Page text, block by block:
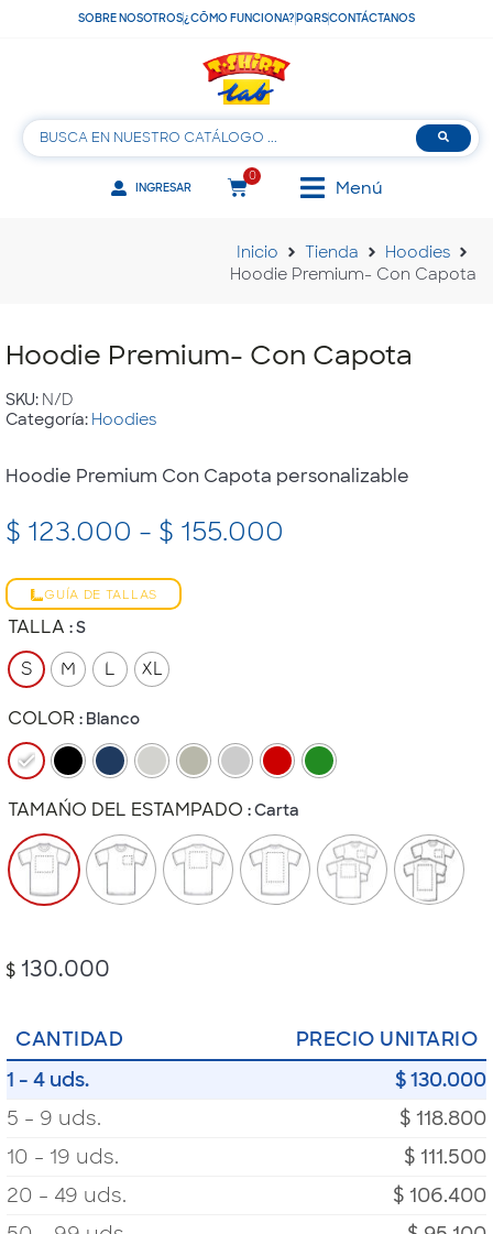
SOBRE NOSOTROS¿CÓMO FUNCIONA?PQRSCONTÁCTANOS
INGRESAR
0
Menú
Inicio Tienda
Hoodies
Hoodie Premium- Con Capota
Hoodie Premium- Con Capota
SKU: N/D
Categoría: Hoodies
Hoodie Premium Con Capota personalizable
$ 123.000 - $ 155.000
GUÍA DE TALLAS
TALLA : S
S M L XL
COLOR : Blanco
TAMAÑO DEL ESTAMPADO : Carta
$ 130.000
CANTIDAD
PRECIO UNITARIO
1 - 4 uds.
$ 130.000
5 - 9 uds.
$ 118.800
10 - 19 uds.
$ 111.500
20 - 49 uds.
$ 106.400